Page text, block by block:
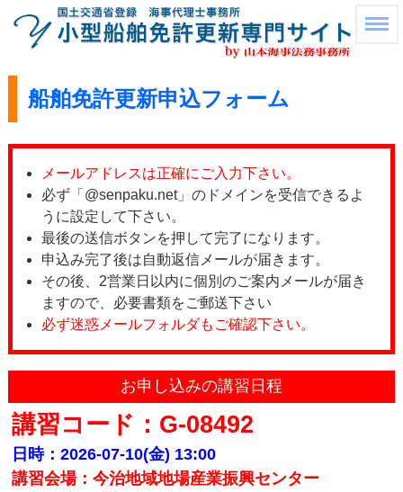
船舶免許更新申込フォーム
メールアドレスは正確にご入力下さい。
必ず「@senpaku.net」のドメインを受信できるよ
うに設定して下さい。
最後の送信ボタンを押して完了になります。
申込み完了後は自動返信メールが届きます。
その後、2営業日以内に個別のご案内メールが届き
ますので、必要書類をご郵送下さい
必ず迷惑メールフォルダもご確認下さい。
お申し込みの講習日程
講習コード：G-08492
日時：2026-07-10(金) 13:00
講習会場：今治地域地場産業振興センター